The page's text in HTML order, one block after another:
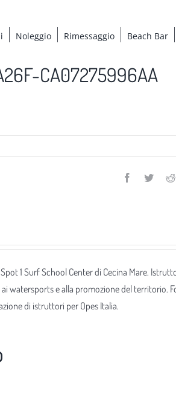
Noleggio Rimessaggio Beach Bar
CA07275996AA
Facebook
Twitter
1 Surf School Center di Cecina Mare.
watersports e alla promozione del territorio.
di istruttori per Opes Italia.